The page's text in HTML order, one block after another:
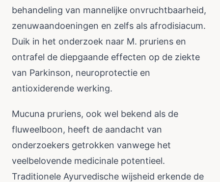
behandeling van mannelijke onvruchtbaarheid,
zenuwaandoeningen en zelfs als afrodisiacum.
Duik in het onderzoek naar M. pruriens en
ontrafel de diepgaande effecten op de ziekte
van Parkinson, neuroprotectie en
antioxiderende werking.
Mucuna pruriens, ook wel bekend als de
fluweelboon, heeft de aandacht van
onderzoekers getrokken vanwege het
veelbelovende medicinale potentieel.
Traditionele Ayurvedische wijsheid erkende de